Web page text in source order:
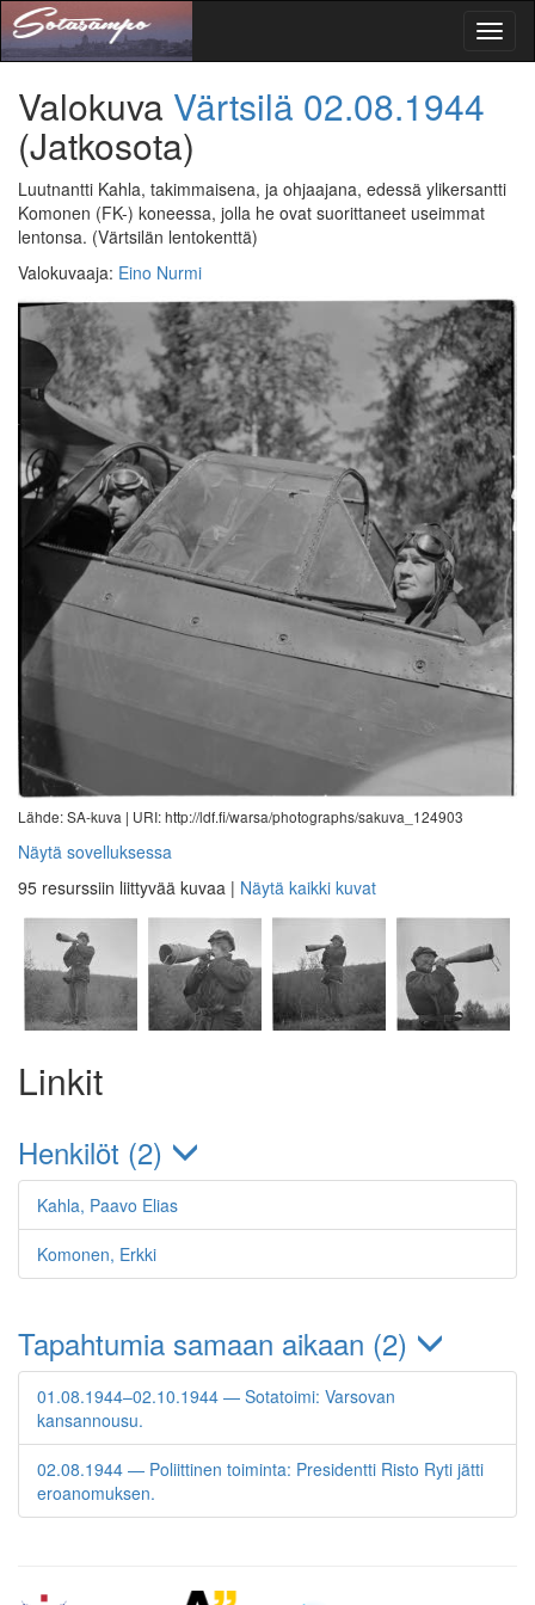
Valokuva Värtsilä 02.08.1944
(Jatkosota)
Luutnantti Kahla, takimmaisena, ja ohjaajana, edessä ylikersantti
Komonen (FK-) koneessa, jolla he ovat suorittaneet useimmat
lentonsa. (Värtsilän lentokenttä)
Valokuvaaja: Eino Nurmi
Lähde: SA-kuva | URI: http://ldf.fi/warsa/photographs/sakuva_124903
Näytä sovelluksessa
95 resurssiin liittyvää kuvaa | Näytä kaikki kuvat
Linkit
Henkilöt (2)
Kahla, Paavo Elias
Komonen, Erkki
Tapahtumia samaan aikaan (2)
01.08.1944–02.10.1944 — Sotatoimi: Varsovan
kansannousu.
02.08.1944 — Poliittinen toiminta: Presidentti Risto Ryti jätti
eroanomuksen.